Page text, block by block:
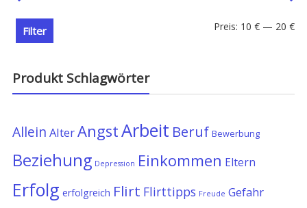
Filter Preis: 10 € — 20 €
Produkt Schlagwörter
Allein AlterAngstArbeit Beruf Bewerbung
Beziehung Depression Einkommen Eltern
Erfolg erfolgreich Flirt Flirttipps Freude Gefahr